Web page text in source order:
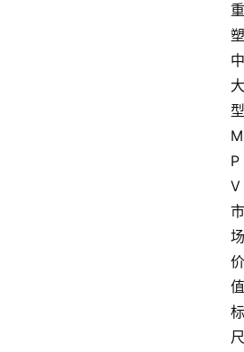
重
塑
中
大
型
M
P
V
市
场
价
值
标
尺